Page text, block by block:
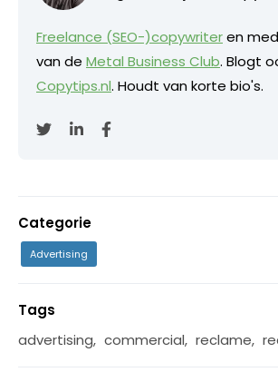
Freelance (SEO-)copywriteren
van de Metal Business Club. Blogt
Copytips.nl. Houdt van korte bio's.
Categorie
Advertising
Tags
advertising, commercial, reclame,